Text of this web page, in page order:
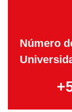
Número